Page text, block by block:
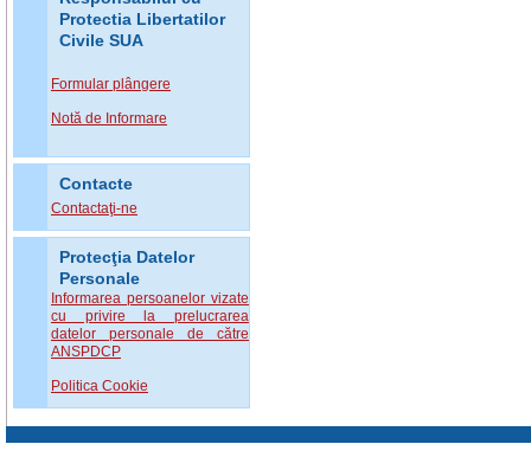
Protectia Libertatilor
Civile SUA
Formular plângere
Notă de Informare
Contacte
Contactaţi-ne
Protecţia Datelor
Personale
Informarea persoanelor vizate
cu privire la prelucrarea
datelor personale de către
ANSPDCP
Politica Cookie